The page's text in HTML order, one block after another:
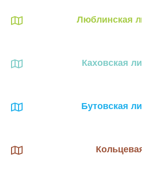
Люблинская
Каховская
Бутовская